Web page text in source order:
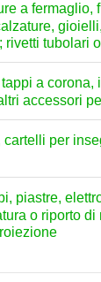
a
rivetti tubolari
a
accessori
per
piastre,
o riporto